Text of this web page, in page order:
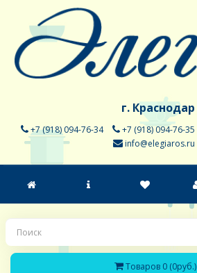
г. Краснодар
+7 (918) 094-76-34 +7 (918) 094-76-35
info@elegiaros.ru
Товаров 0 (0руб.)